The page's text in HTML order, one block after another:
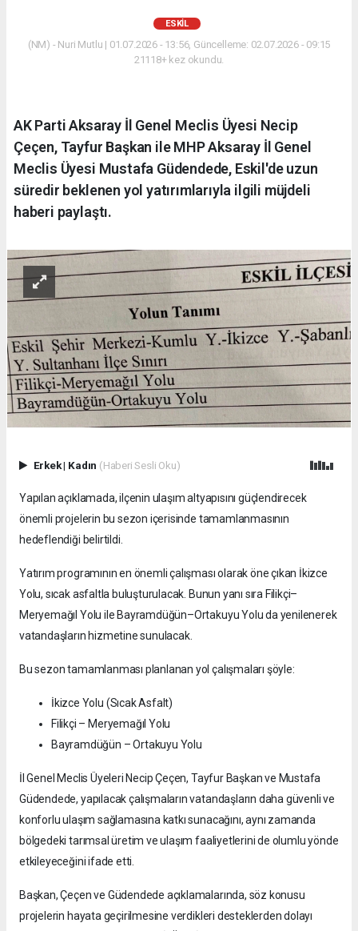
ESKİL
(NM) - Nuri Mutlu | 01.07.2026 - 13:56, Güncelleme: 02.07.2026 - 09:15
21118+ kez okundu.
AK Parti Aksaray İl Genel Meclis Üyesi Necip
Çeçen, Tayfur Başkan ile MHP Aksaray İl Genel
Meclis Üyesi Mustafa Güdendede, Eskil'de uzun
süredir beklenen yol yatırımlarıyla ilgili müjdeli
haberi paylaştı.
Erkek| Kadın (Haberi Sesli Oku)
Yapılan açıklamada, ilçenin ulaşım altyapısını güçlendirecek
önemli projelerin bu sezon içerisinde tamamlanmasının
hedeflendiği belirtildi.
Yatırım programının en önemli çalışması olarak öne çıkan İkizce
Yolu, sıcak asfaltla buluşturulacak. Bunun yanı sıra Filikçi–
Meryemağıl Yolu ile Bayramdüğün–Ortakuyu Yolu da yenilenerek
vatandaşların hizmetine sunulacak.
Bu sezon tamamlanması planlanan yol çalışmaları şöyle:
İkizce Yolu (Sıcak Asfalt)
Filikçi – Meryemağıl Yolu
Bayramdüğün – Ortakuyu Yolu
İl Genel Meclis Üyeleri Necip Çeçen, Tayfur Başkan ve Mustafa
Güdendede, yapılacak çalışmaların vatandaşların daha güvenli ve
konforlu ulaşım sağlamasına katkı sunacağını, aynı zamanda
bölgedeki tarımsal üretim ve ulaşım faaliyetlerini de olumlu yönde
etkileyeceğini ifade etti.
Başkan, Çeçen ve Güdendede açıklamalarında, söz konusu
projelerin hayata geçirilmesine verdikleri desteklerden dolayı